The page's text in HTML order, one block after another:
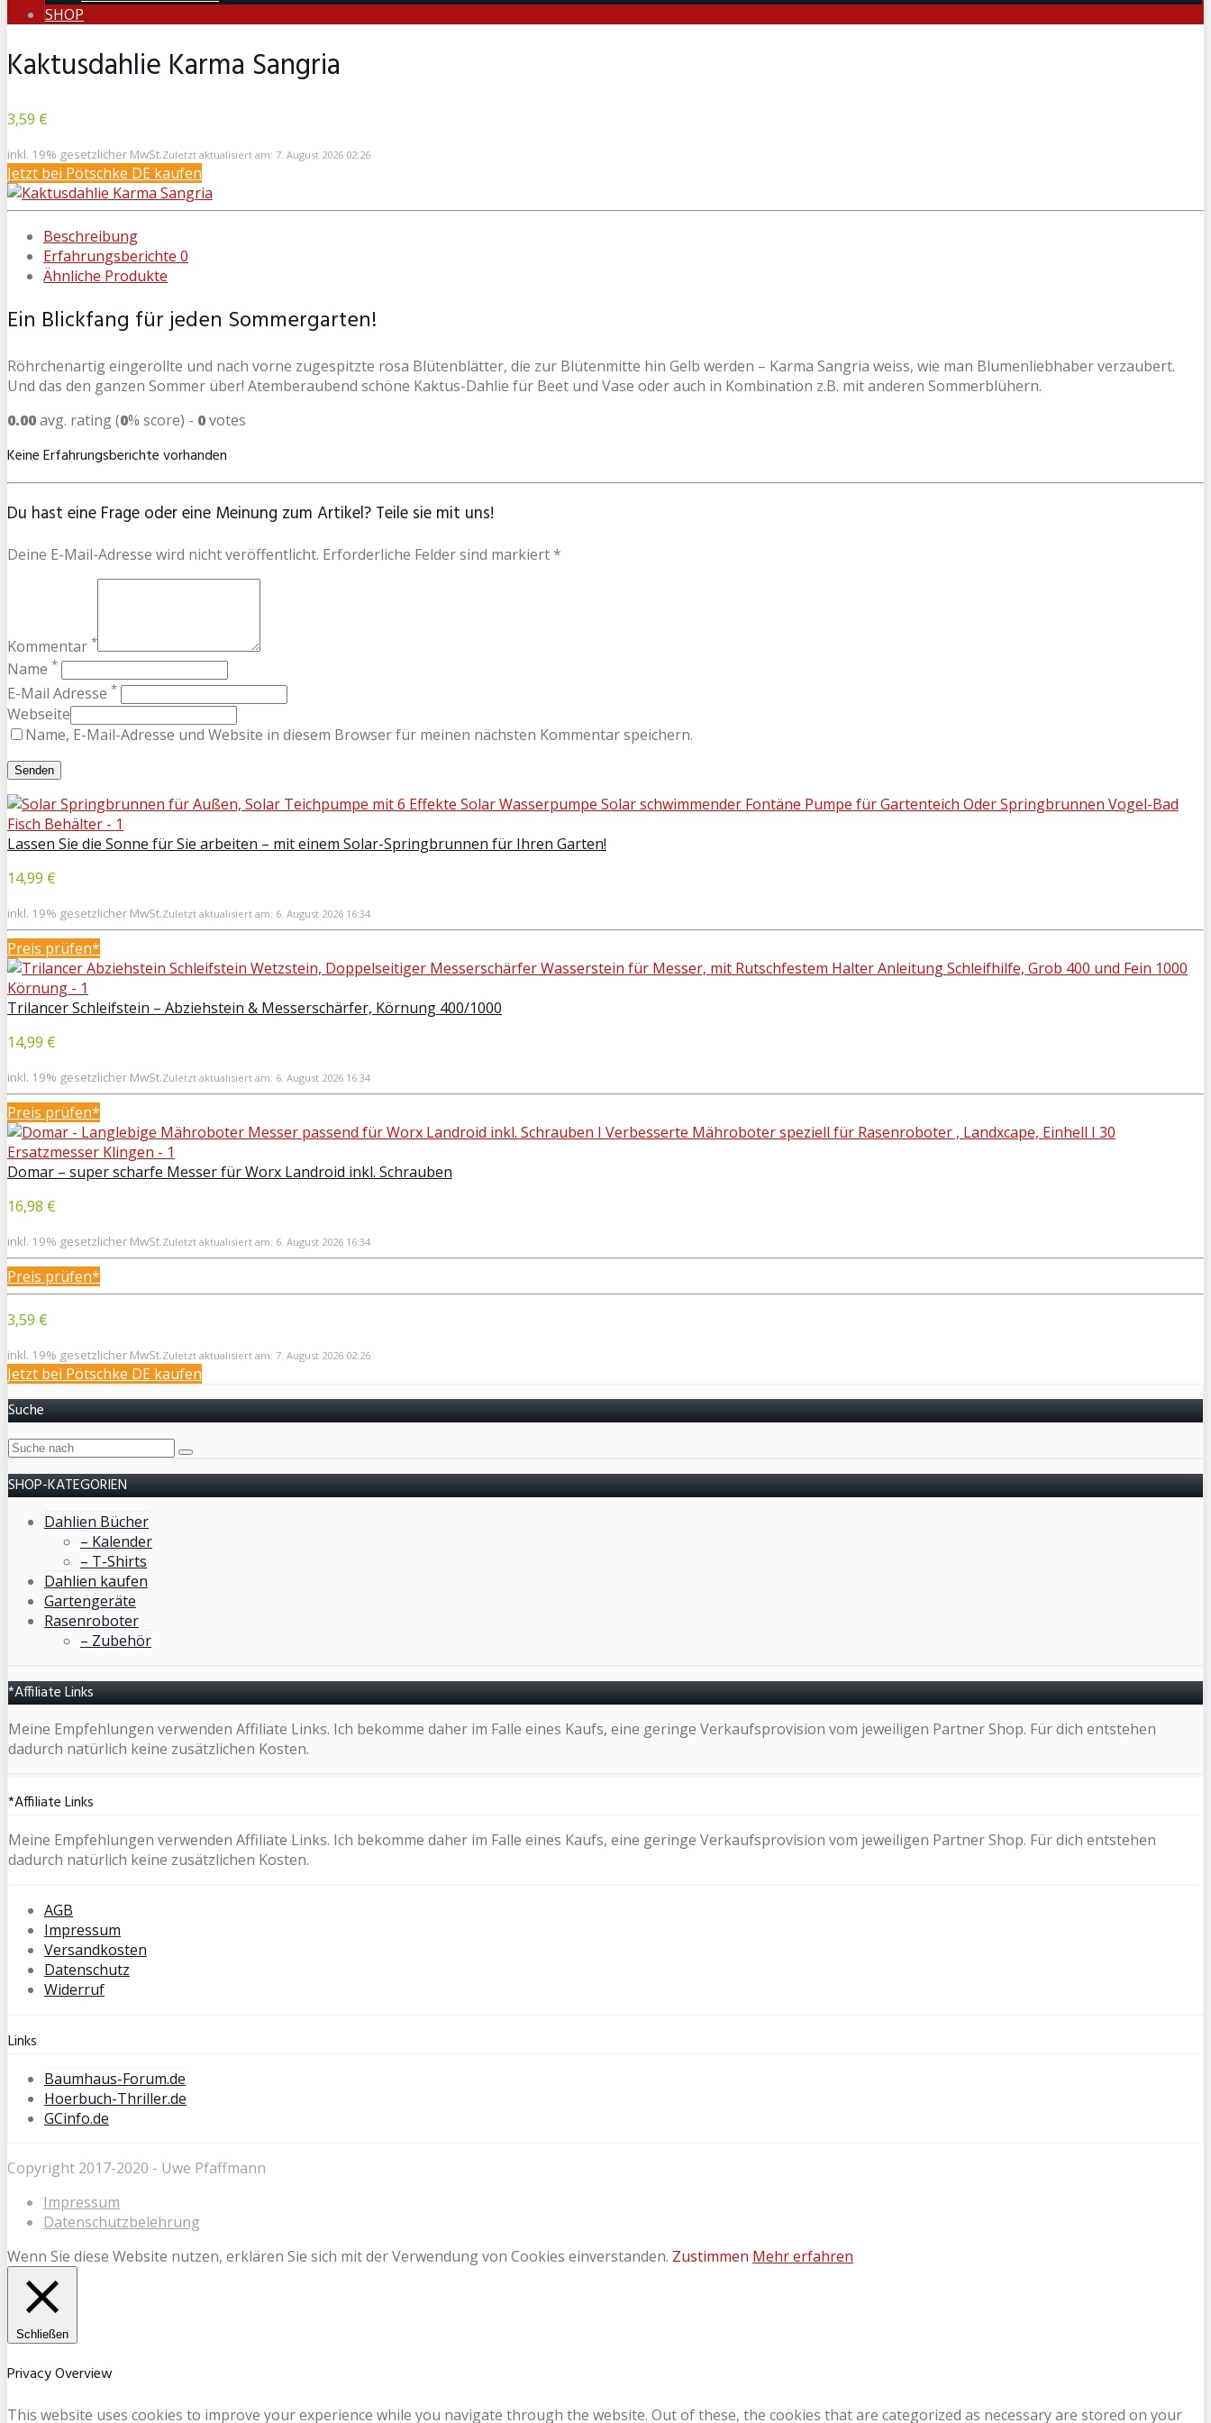
SHOP
Kaktusdahlie Karma Sangria
3,59 €
inkl. 19% gesetzlicher MwSt.Zuletzt aktualisiert am: 7. August 2026 02:26
Jetzt bei Pötschke DE kaufen
Beschreibung
Erfahrungsberichte 0
Ähnliche Produkte
Ein Blickfang für jeden Sommergarten!
Röhrchenartig eingerollte und nach vorne zugespitzte rosa Blütenblätter, die zur Blütenmitte hin Gelb werden – Karma Sangria weiss, wie man Blumenliebhaber verzaubert.
Und das den ganzen Sommer über! Atemberaubend schöne Kaktus-Dahlie für Beet und Vase oder auch in Kombination z.B. mit anderen Sommerblühern.
0.00avg. rating (0% score) - 0votes
Keine Erfahrungsberichte vorhanden
Du hast eine Frage oder eine Meinung zum Artikel? Teile sie mit uns!
Deine E-Mail-Adresse wird nicht veröffentlicht. Erforderliche Felder sind markiert *
Kommentar *
Name *
E-Mail Adresse *
Webseite
Name, E-Mail-Adresse und Website in diesem Browser für meinen nächsten Kommentar speichern.
Lassen Sie die Sonne für Sie arbeiten – mit einem Solar-Springbrunnen für Ihren Garten!
14,99 €
inkl. 19% gesetzlicher MwSt.Zuletzt aktualisiert am: 6. August 2026 16:34
Preis prüfen*
Trilancer Schleifstein – Abziehstein & Messerschärfer, Körnung 400/1000
14,99 €
inkl. 19% gesetzlicher MwSt.Zuletzt aktualisiert am: 6. August 2026 16:34
Preis prüfen*
Domar – super scharfe Messer für Worx Landroid inkl. Schrauben
16,98 €
inkl. 19% gesetzlicher MwSt.Zuletzt aktualisiert am: 6. August 2026 16:34
Preis prüfen*
3,59 €
inkl. 19% gesetzlicher MwSt.Zuletzt aktualisiert am: 7. August 2026 02:26
Jetzt bei Pötschke DE kaufen
Suche
SHOP-KATEGORIEN
Dahlien Bücher
– Kalender
– T-Shirts
Dahlien kaufen
Gartengeräte
Rasenroboter
– Zubehör
*Affiliate Links
Meine Empfehlungen verwenden Affiliate Links. Ich bekomme daher im Falle eines Kaufs, eine geringe Verkaufsprovision vom jeweiligen Partner Shop. Für dich entstehen
dadurch natürlich keine zusätzlichen Kosten.
*Affiliate Links
Meine Empfehlungen verwenden Affiliate Links. Ich bekomme daher im Falle eines Kaufs, eine geringe Verkaufsprovision vom jeweiligen Partner Shop. Für dich entstehen
dadurch natürlich keine zusätzlichen Kosten.
AGB
Impressum
Versandkosten
Datenschutz
Widerruf
Links
Baumhaus-Forum.de
Hoerbuch-Thriller.de
GCinfo.de
Copyright 2017-2020 - Uwe Pfaffmann
Impressum
Datenschutzbelehrung
Wenn Sie diese Website nutzen, erklären Sie sich mit der Verwendung von Cookies einverstanden. Zustimmen Mehr erfahren
Schließen
Privacy Overview
This website uses cookies to improve your experience while you navigate through the website. Out of these, the cookies that are categorized as necessary are stored on your